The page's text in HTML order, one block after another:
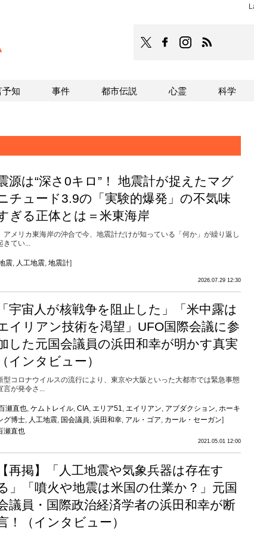
TOCANAのFacebookはこ
TOCANAの
源は“深さ0キロ”！ 地震計が捉えたマグ
チュード3.9の「実験的爆発」の不気味
ぎる正体とは＝米東海岸
メリカ東海岸の沖合で今、地震計だけが知っている「何か」が繰り返し
きてい...
震, 人工地震, 地震計]
2026.07.29 12:30
宇宙人が核戦争を阻止した」「米中露は
イリアン技術を渇望」UFO国際会議に参
した元国会議員の浜田和幸が明かす真実
インタビュー）
型コロナウイルスの流行により、東京や大阪といった大都市では緊急事態
言が発令さ...
瀬直也, ケムトレイル, CIA, エリア51, エイリアン, アブダクション, ホーキ
グ博士, 人工地震, 国会議員, 浜田和幸, アル・ゴア, カール・セーガン]
2021.05.01 12:00
瀬直也
再掲】「人工地震や気象兵器は存在す
」「噴火や地震は米国の仕業か？」元国
議員・国際政治経済学者の浜田和幸が断
！（インタビュー）
予知 事件 都市伝説 心霊 科学